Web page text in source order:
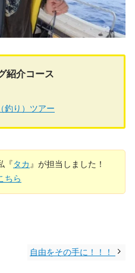
紹介コース
釣り）ツアー
『タカ』が担当しました！
ちら
自由をその手に！！！